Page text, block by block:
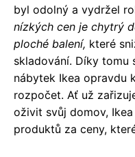
byl odolný a vydržel
nízkých cen je chytrý
ploché balení, které
skladování. Díky tomu
nábytek Ikea opravdu
rozpočet. Ať už
oživit svůj domov,
produktů za ceny,